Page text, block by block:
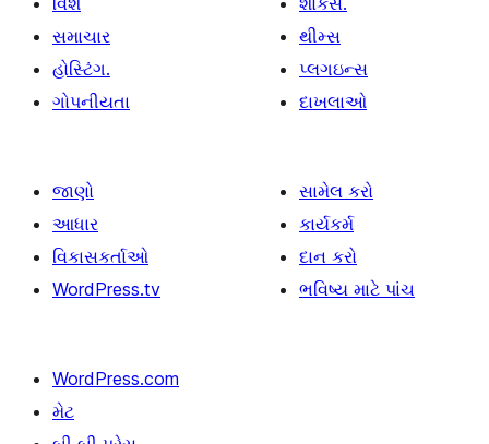
સમાચાર
હોસ્ટિંગ.
ગોપનીયતા
થીમ્સ
પ્લગઇન્સ
દાખલાઓ
જાણો
આધાર
વિકાસકર્તાઓ
WordPress.tv
સામેલ કરો
કાર્યકર્મ
દાન કરો
ભવિષ્ય માટે પાંચ
WordPress.com
મેટ